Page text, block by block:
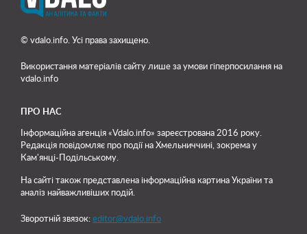
© vdalo.info. Усі права захищено.
Використання матеріалів сайту лише за умови гіперпосилання на
vdalo.info
ПРО НАС
Інформаційна агенція «Vdalo.info» зареєстрована 2016 року.
Редакція повідомляє про події на Хмельниччині, зокрема у
Кам'янці-Подільському.
На сайті також представлена інформаційна картина України та
аналіз найважливіших подій.
Зворотній звязок: editor@vdalo.info